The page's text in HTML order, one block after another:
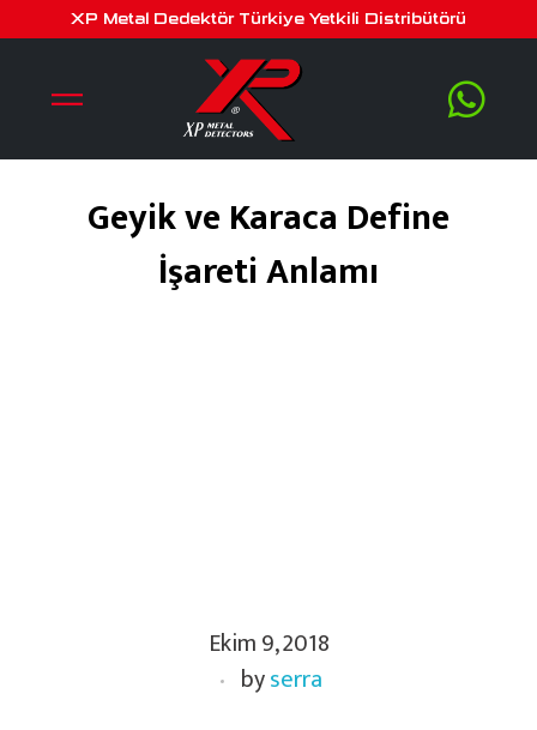
XP Metal Dedektör Türkiye Yetkili Distribütörü
Geyik ve Karaca Define
İşareti Anlamı
Ekim 9, 2018
byserra